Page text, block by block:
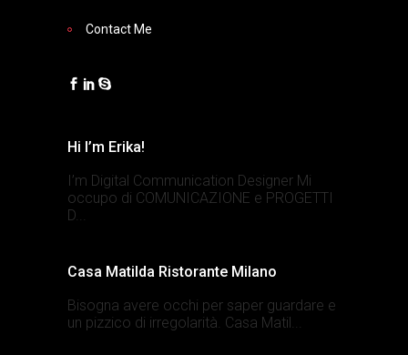
Contact Me
Hi I’m Erika!
I’m Digital Communication Designer Mi
occupo di COMUNICAZIONE e PROGETTI
D...
Casa Matilda Ristorante Milano
Bisogna avere occhi per saper guardare e
un pizzico di irregolarità. Casa Matil...